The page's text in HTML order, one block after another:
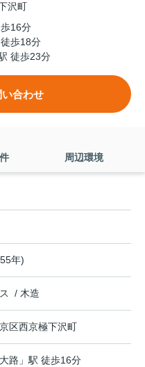
沢町
歩16分
徒歩18分
徒歩23分
合わせ
周辺環境
年)
/ 木造
区西京極下沢町
路 」駅 徒歩16分